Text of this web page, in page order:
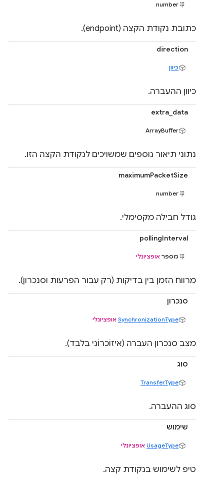
number
כתובת נקודת הקצה (endpoint).
direction
כיוון
כיוון ההעברה.
extra_data
ArrayBuffer
נתוני תיאור נוספים שמשויכים לנקודת הקצה הזו.
maximumPacketSize
number
גודל חבילה מקסימלי.
pollingInterval
מספר אופציונלי
מרווח הזמן בין בדיקות (רק עבור הפרעות וסנכרון).
סנכרון
SynchronizationType אופציונלי
מצב סנכרון העברה (איזוֹכרוֹני בלבד).
סוג
TransferType
סוג ההעברה.
שימוש
UsageType אופציונלי
טיפ לשימוש בנקודת קצה.